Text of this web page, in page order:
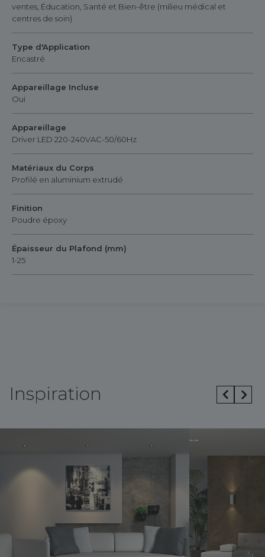
ventes, Éducation, Santé et Bien-être (milieu médical et
centres de soin)
Type d'Application
Encastré
Appareillage Incluse
Oui
Appareillage
Driver LED 220-240VAC-50/60Hz
Matériaux du Corps
Profilé en aluminium extrudé
Finition
Poudre époxy
Épaisseur du Plafond (mm)
1-25
Inspiration